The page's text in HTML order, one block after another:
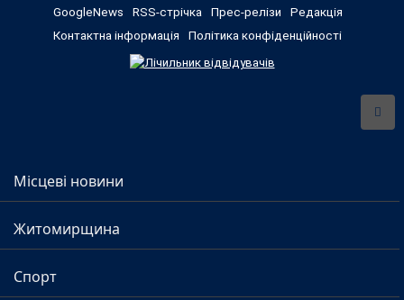
GoogleNews RSS-стрічка Прес-релізи
Редакція
Контактна інформація
Політика конфіденційності
Місцеві новини
Житомирщина
Спорт